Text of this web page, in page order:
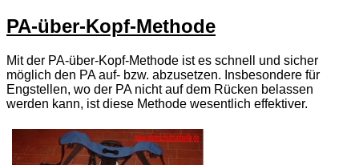
PA-über-Kopf-Methode
Mit der PA-über-Kopf-Methode ist es schnell und sicher
möglich den PA auf- bzw. abzusetzen. Insbesondere für
Engstellen, wo der PA nicht auf dem Rücken belassen
werden kann, ist diese Methode wesentlich effektiver.